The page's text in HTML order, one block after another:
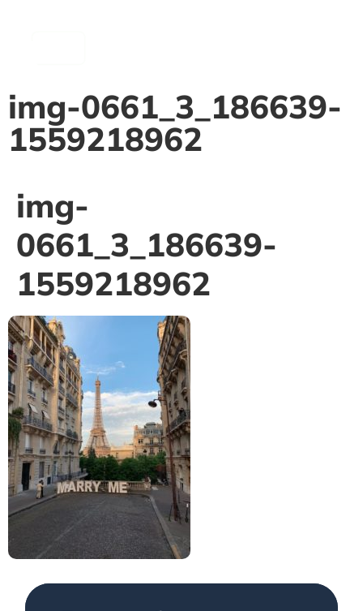
img-0661_3_186639-
1559218962
img-
0661_3_186639-
1559218962